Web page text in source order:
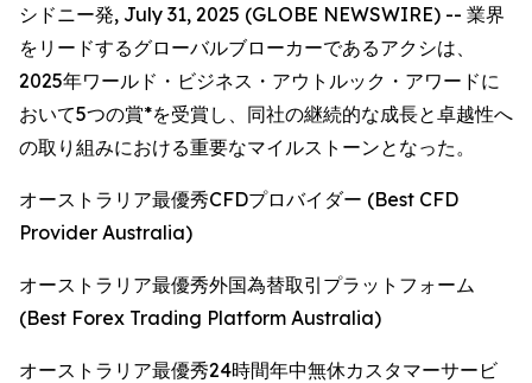
シドニー発, July 31, 2025 (GLOBE NEWSWIRE) -- 業界
をリードするグローバルブローカーであるアクシは、
2025年ワールド・ビジネス・アウトルック・アワードに
おいて5つの賞*を受賞し、同社の継続的な成長と卓越性へ
の取り組みにおける重要なマイルストーンとなった。
オーストラリア最優秀CFDプロバイダー (Best CFD
Provider Australia)
オーストラリア最優秀外国為替取引プラットフォーム
(Best Forex Trading Platform Australia)
オーストラリア最優秀24時間年中無休カスタマーサービ